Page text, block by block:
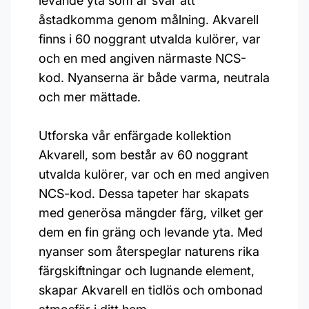
åstadkomma genom målning. Akvarell
finns i 60 noggrant utvalda kulörer, var
och en med angiven närmaste NCS-
kod. Nyanserna är både varma, neutrala
och mer mättade.
Utforska vår enfärgade kollektion
Akvarell, som består av 60 noggrant
utvalda kulörer, var och en med angiven
NCS-kod. Dessa tapeter har skapats
med generösa mängder färg, vilket ger
dem en fin gräng och levande yta. Med
nyanser som återspeglar naturens rika
färgskiftningar och lugnande element,
skapar Akvarell en tidlös och ombonad